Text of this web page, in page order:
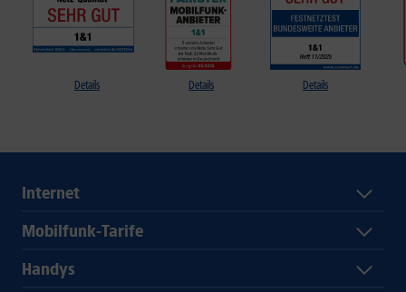
Details Details Details
Internet
Mobilfunk-Tarife
Handys